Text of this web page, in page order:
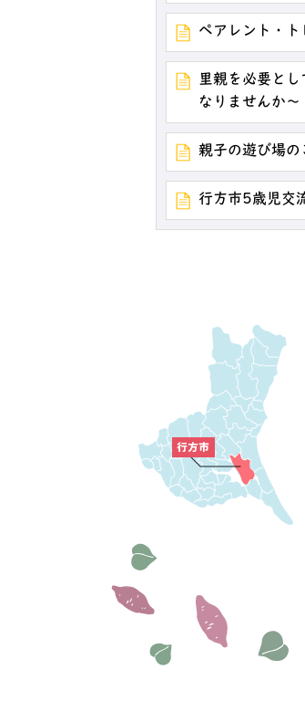
ペアレント・
里親を必要と
なりませんか～
親子の遊び場の
行方市5歳児交